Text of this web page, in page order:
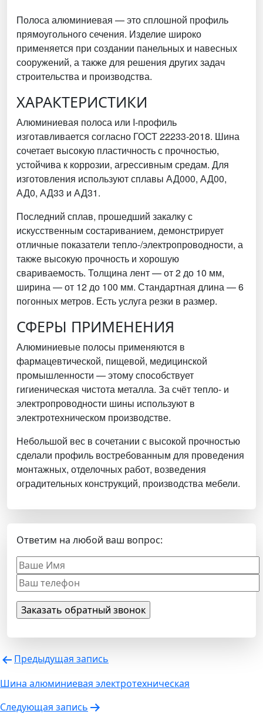
Полоса алюминиевая — это сплошной профиль
прямоугольного сечения. Изделие широко
применяется при создании панельных и навесных
сооружений, а также для решения других задач
строительства и производства.
ХАРАКТЕРИСТИКИ
Алюминиевая полоса или I-профиль
изготавливается согласно ГОСТ 22233-2018. Шина
сочетает высокую пластичность с прочностью,
устойчива к коррозии, агрессивным средам. Для
изготовления используют сплавы АД000, АД00,
АД0, АД33 и АД31.
Последний сплав, прошедший закалку с
искусственным состариванием, демонстрирует
отличные показатели тепло-/электропроводности, а
также высокую прочность и хорошую
свариваемость. Толщина лент — от 2 до 10 мм,
ширина — от 12 до 100 мм. Стандартная длина — 6
погонных метров. Есть услуга резки в размер.
СФЕРЫ ПРИМЕНЕНИЯ
Алюминиевые полосы применяются в
фармацевтической, пищевой, медицинской
промышленности — этому способствует
гигиеническая чистота металла. За счёт тепло- и
электропроводности шины используют в
электротехническом производстве.
Небольшой вес в сочетании с высокой прочностью
сделали профиль востребованным для проведения
монтажных, отделочных работ, возведения
оградительных конструкций, производства мебели.
Ответим на любой ваш вопрос:
Навигация
по
записям
Предыдущая запись
Шина алюминиевая электротехническая
Следующая запись